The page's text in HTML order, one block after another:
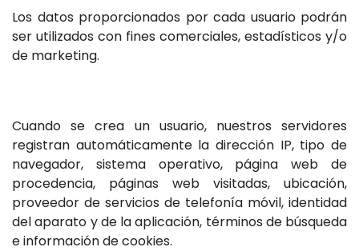
Los datos proporcionados por cada usuario podrán
ser utilizados con fines comerciales, estadísticos y/o
de marketing.
Cuando se crea un usuario, nuestros servidores
registran automáticamente la dirección IP, tipo de
navegador, sistema operativo, página web de
procedencia, páginas web visitadas, ubicación,
proveedor de servicios de telefonía móvil, identidad
del aparato y de la aplicación, términos de búsqueda
e información de cookies.